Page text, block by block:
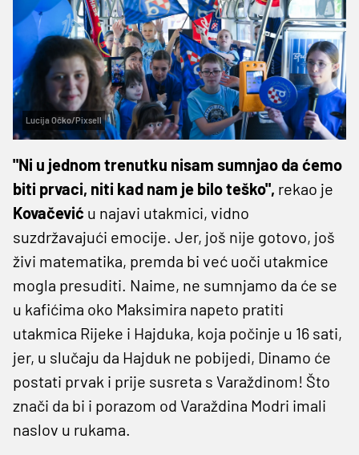
Lucija Očko/Pixsell
"Ni u jednom trenutku nisam sumnjao da ćemo
biti prvaci, niti kad nam je bilo teško", rekao je
Kovačević u najavi utakmici, vidno
suzdržavajući emocije. Jer, još nije gotovo, još
živi matematika, premda bi već uoči utakmice
mogla presuditi. Naime, ne sumnjamo da će se
u kafićima oko Maksimira napeto pratiti
utakmica Rijeke i Hajduka, koja počinje u 16 sati,
jer, u slučaju da Hajduk ne pobijedi, Dinamo će
postati prvak i prije susreta s Varaždinom! Što
znači da bi i porazom od Varaždina Modri imali
naslov u rukama.